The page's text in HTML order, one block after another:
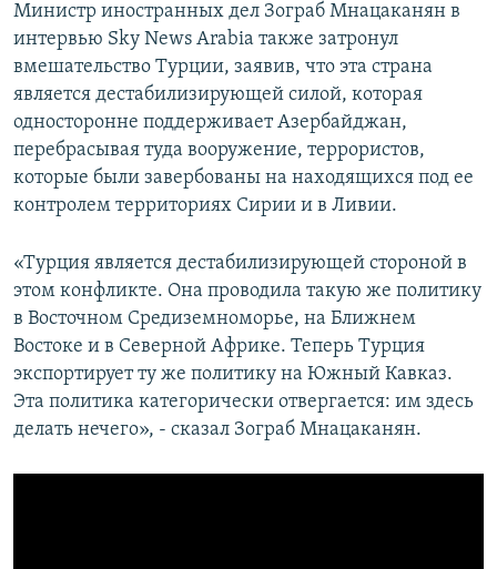
Министр иностранных дел Зограб Мнацаканян в
интервью Sky News Arabia также затронул
вмешательство Турции, заявив, что эта страна
является дестабилизирующей силой, которая
односторонне поддерживает Азербайджан,
перебрасывая туда вооружение, террористов,
которые были завербованы на находящихся под ее
контролем территориях Сирии и в Ливии.
«Турция является дестабилизирующей стороной в
этом конфликте. Она проводила такую же политику
в Восточном Средиземноморье, на Ближнем
Востоке и в Северной Африке. Теперь Турция
экспортирует ту же политику на Южный Кавказ.
Эта политика категорически отвергается: им здесь
делать нечего», - сказал Зограб Мнацаканян.